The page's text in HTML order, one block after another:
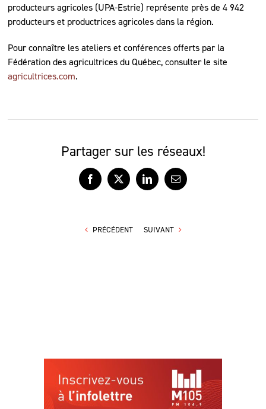
producteurs agricoles (UPA-Estrie) représente près de 4 942
producteurs et productrices agricoles dans la région.
Pour connaître les ateliers et conférences offerts par la
Fédération des agricultrices du Québec, consulter le site
agricultrices.com.
Partager sur les réseaux!
Facebook
X LinkedInCourriel
PRÉCÉDENT SUIVANT